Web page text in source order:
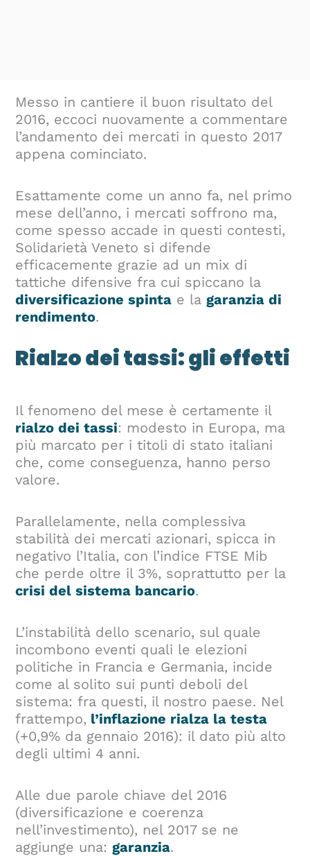
Messo in cantiere il buon risultato del
2016, eccoci nuovamente a commentare
l’andamento dei mercati in questo 2017
appena cominciato.
Esattamente come un anno fa, nel primo
mese dell’anno, i mercati soffrono ma,
come spesso accade in questi contesti,
Solidarietà Veneto si difende
efficacemente grazie ad un mix di
tattiche difensive fra cui spiccano la
diversificazione spinta e lagaranzia di
rendimento.
Rialzo dei tassi: gli effetti
Il fenomeno del mese è certamente il
rialzo dei tassi: modesto in Europa, ma
più marcato per i titoli di stato italiani
che, come conseguenza, hanno perso
valore.
Parallelamente, nella complessiva
stabilità dei mercati azionari, spicca in
negativo l’Italia, con l’indice FTSE Mib
che perde oltre il 3%, soprattutto per la
crisi del sistema bancario.
L’instabilità dello scenario, sul quale
incombono eventi quali le elezioni
politiche in Francia e Germania, incide
come al solito sui punti deboli del
sistema: fra questi, il nostro paese. Nel
frattempo, l’inflazione rialza la testa
(+0,9% da gennaio 2016): il dato più alto
degli ultimi 4 anni.
Alle due parole chiave del 2016
(diversificazione e coerenza
nell’investimento), nel 2017 se ne
aggiunge una:garanzia.